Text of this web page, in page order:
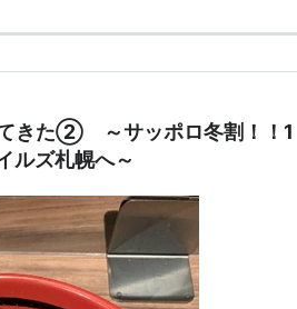
きた② ～サッポロ冬割！！1
ズ札幌へ～